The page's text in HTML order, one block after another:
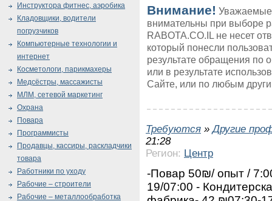
Внимание! Уважаемые
внимательны при выборе
RABOTA.CO.IL не несет
который понесли
результате обращения
или в результате
Сайте, или по любым
Требуются »Другие
21:28
Регион: Центр
-Повар 50₪/ опыт /
19/07:00 -
Инструктора фитнес, аэробика
Кладовщики, водители
погрузчиков
Компьютерные технологии и
интернет
Косметологи, парикмахеры
Медсёстры, массажисты
МЛМ, сетевой маркетинг
Охрана
Повара
Программисты
Продавцы, кассиры, раскладчики
товара
Работники по уходу
Рабочие – строители
Рабочие – металлообработка